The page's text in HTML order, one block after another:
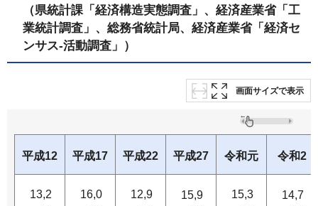
（県統計課「経済構造実態調査」、経済産業省「工
業統計調査」、総務省統計局、経済産業省「経済セ
ンサス-活動調査」）
画面サイズで表示
平成12 平成17 平成22 平成27 令和元 令和2
13,2
16,0
12,9
15,9
15,3
14,7